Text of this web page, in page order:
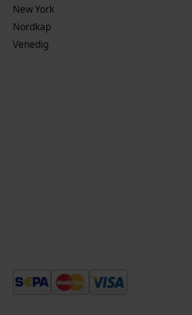
New York
Nordkap
Venedig